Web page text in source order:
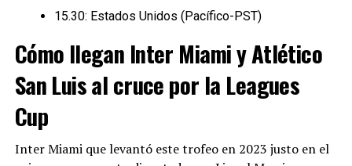
15.30: Estados Unidos (Pacífico-PST)
Cómo llegan Inter Miami y Atlético
San Luis al cruce por la Leagues
Cup
Inter Miami que levantó este trofeo en 2023 justo en el